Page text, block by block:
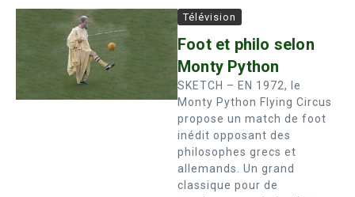
Télévision
Foot et philo selon
Monty Python
SKETCH – EN 1972, le
Monty Python Flying Circus
propose un match de foot
inédit opposant des
philosophes grecs et
allemands. Un grand
classique pour de